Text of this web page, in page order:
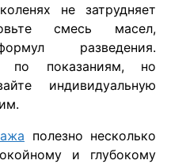
не затрудняет
смесь масел,
разведения.
по показаниям, но
индивидуальную
полезно несколько
и глубокому